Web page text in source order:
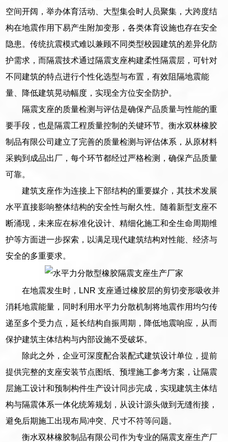
空间开阔，举办体育活动、大型集会时人员聚集，大跨度结
构在地震作用下易产生附加变形，各类体育设施也存在安全
隐患。传统抗震模式难以兼顾不同类型校园建筑的差异化防
护需求，而隔震技术通过隔震支座构建柔性隔震层，可针对
不同建筑的特点进行个性化选型与布置，有效阻隔地震能
量、降低建筑晃动幅度，实现全方位安全防护。
隔震支座的质量检测与评估是确保产品质量与性能的重
要手段，也是隔震工程质量控制的关键环节。衡水双林橡胶
制品有限公司建立了完善的质量检测与评估体系，从原材料
采购到成品出厂，每个环节都经过严格检测，确保产品质量
可靠。
建筑支座作为连接上下部结构的重要媒介，其技术发展
水平直接影响整体结构的安全性与耐久性。随着新型支座不
断涌现，未来应在标准化设计、精细化施工和全生命周期维
护等方面进一步探索，以满足现代建筑结构对性能、经济与
安全的多重要求。
在地震发生时，LNR 支座通过橡胶层的剪切变形吸收并
消耗地震能量，同时利用水平力分散机制将地震作用均匀传
递至多个受力点，延长结构自振周期，降低地震响应，从而
保护建筑主体结构与内部设施不受破坏。
除此之外，企业可深度配合装配式建筑设计单位，提前
提供完整的支座安装节点图纸、预埋施工参考方案，让隔震
层施工设计和预制构件生产设计同步完成，实现建筑主体结
构与隔震体系一体化统筹规划，从设计源头做到无缝衔接，
避免后期施工出现布局冲突、尺寸不符等问题。
衡水双林橡胶制品有限公司作为专业的隔震支座生产厂